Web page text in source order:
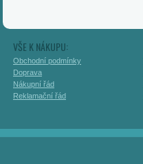
VŠE K NÁKUPU:
Obchodní podmínky
Doprava
Nákupní řád
Reklamační řád